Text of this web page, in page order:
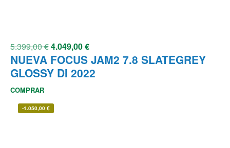
5.399,00€4.049,00€
NUEVA FOCUS JAM2 7.8 SLATEGREY
GLOSSY DI 2022
COMPRAR
-1.050,00 €